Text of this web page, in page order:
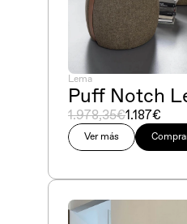
Ver más
Lema
Puff Notch
1.187€
1.978,35€